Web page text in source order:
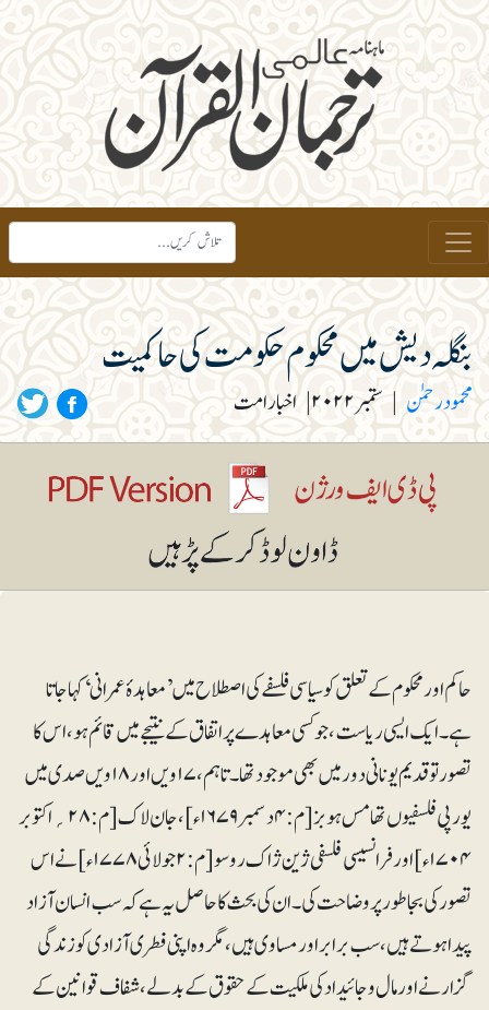
بنگلہ دیش میں محکوم حکومت کی حاکمیت
محمود رحمٰن ستمبر ۲۰۲۲ | اخبار امت
حاکم اور محکوم کے تعلق کو سیاسی فلسفے کی اصطلاح میں ’معاہدۂ عمرانی‘ کہا جاتا
ہے۔ ایک ایسی ریاست، جو کسی معاہدے پر اتفاق کے نتیجے میں قائم ہو ، اس کا
تصور تو قدیم یونانی دور میں بھی موجود تھا۔ تاہم، ۱۷ویں اور ۱۸ویں صدی میں
یورپی فلسفیوں تھامس ہوبز [م:۴دسمبر ۱۶۷۹ء] ، جان لاک[م:۲۸؍اکتوبر
۱۷۰۴ء] اور فرانسیسی فلسفی ژین ژاک روسو [م:۲جولائی ۱۷۷۸ء] نے اس
تصور کی بجاطور پر وضاحت کی۔ان کی بحث کا حاصل یہ ہے کہ سب انسان آزاد
پیدا ہوتے ہیں، سب برابر اور مساوی ہیں، مگر وہ اپنی فطری آزادی کو زندگی
گزارنے اور مال و جائیداد کی ملکیت کے حقوق کے بدلے، شفاف قوانین کے